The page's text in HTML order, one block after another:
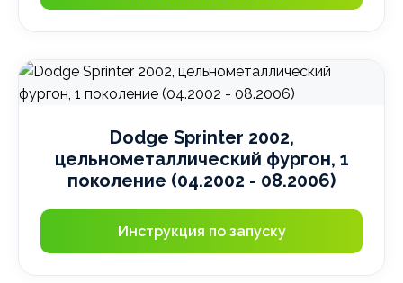
Dodge Sprinter 2002,
цельнометаллический фургон, 1
поколение (04.2002 - 08.2006)
Инструкция по запуску